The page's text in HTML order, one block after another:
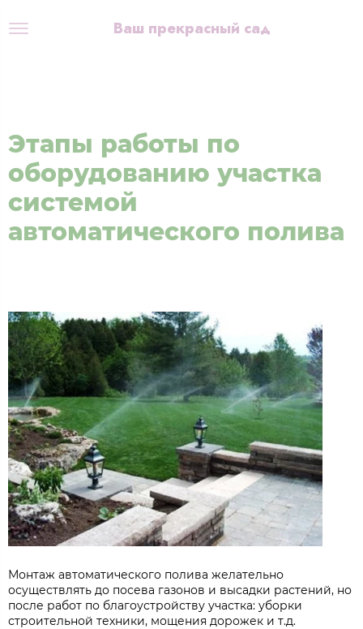
Ваш прекрасный сад
Этапы работы по
оборудованию участка
системой
автоматического полива
Монтаж автоматического полива желательно
осуществлять до посева газонов и высадки растений, но
после работ по благоустройству участка: уборки
строительной техники, мощения дорожек и т.д.